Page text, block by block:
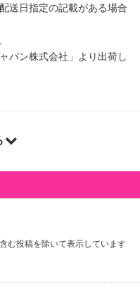
送日指定の記載がある場合
パン株式会社」より出荷し
スプレッソ（※2）に少し
き立つ、こだわりの“ダブ
いコーヒー感をお楽しみい
む投稿を除いて表示しています